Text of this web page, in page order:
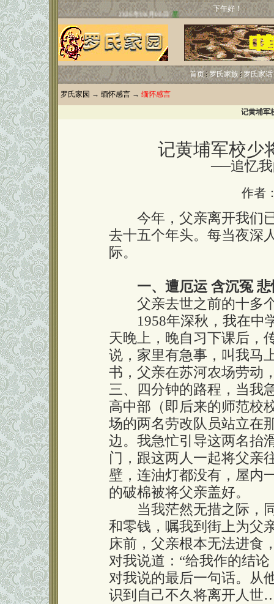
下午好！
首页 罗氏家族 罗氏家话
罗氏家园 → 缅怀感言 → 缅怀感言
记黄埔军
记黄埔军校少
──追忆我
作者
今年，父亲离开我们已
去十五个年头。每当夜深
际。
一、遭厄运 含沉冤
父亲去世之前的十多个
1958年深秋，我在中
天晚上，晚自习下课后，
说，家里有急事，叫我马
书，父亲在苏河农场劳动
三、四分钟的路程，当我
高中部（即后来的师范校
场的两名劳改队员站立在
边。我急忙引导这两名抬
门，跟这两人一起将父亲
壁，连油灯都没有，屋内
的破棉被将父亲盖好。
当我茫然无措之际，同
和零钱，嘱我到街上为父
床前，父亲根本无法进食
对我说道：“给我作的结
对我说的最后一句话。从
识到自己不久将离开人